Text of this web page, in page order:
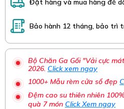
Đặt hàng và mua hàng đễ
Bảo hành 12 tháng, bảo trì
Bộ Chăn Ga Gối "Vải cực
2026. Click xem ngay
1000+ Mẫu rèm cửa sổ đẹp
Đệm cao su thiên nhiên
quà 7 món Click Xem ngay